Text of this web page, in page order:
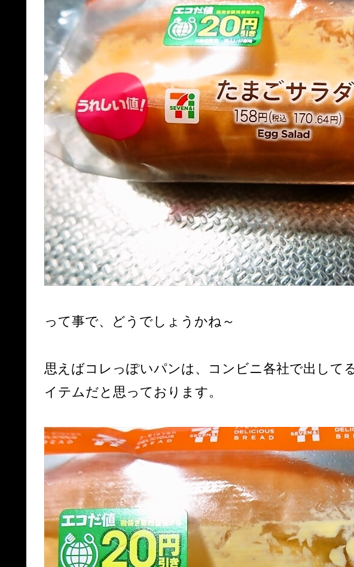
って事で、どうでしょうかね～
思えばコレっぽいパンは、コンビニ各社で出して
イテムだと思っております。